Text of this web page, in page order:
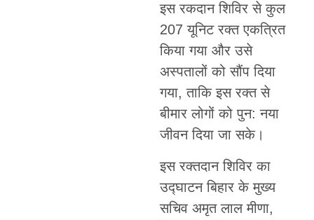
इस रकदान शिविर से कुल
207 यूनिट रक्त एकत्रित
किया गया और उसे
अस्पतालों को सौंप दिया
गया, ताकि इस रक्त से
बीमार लोगों को पुन: नया
जीवन दिया जा सके।
इस रक्तदान शिविर का
उद्घाटन बिहार के मुख्य
सचिव अमृत लाल मीणा,